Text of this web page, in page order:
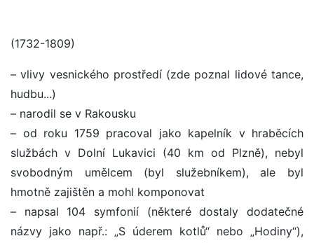
(1732-1809)
– vlivy vesnického prostředí (zde poznal lidové tance,
hudbu...)
– narodil se v Rakousku
– od roku 1759 pracoval jako kapelník v hraběcích
službách v Dolní Lukavici (40 km od Plzně), nebyl
svobodným umělcem (byl služebníkem), ale byl
hmotně zajištěn a mohl komponovat
– napsal 104 symfonií (některé dostaly dodatečné
názvy jako např.: „S úderem kotlů“ nebo „Hodiny“),